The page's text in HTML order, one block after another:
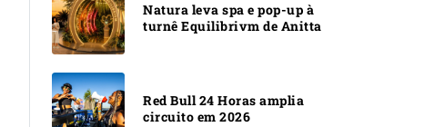
Natura leva spa e pop-up à
turnê Equilibrivm de Anitta
Red Bull 24 Horas amplia
circuito em 2026